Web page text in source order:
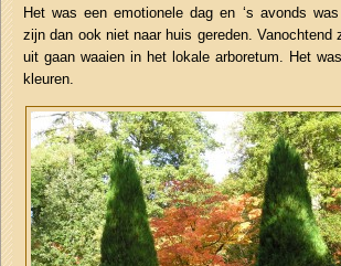
Het was een emotionele dag en ‘s avonds
zijn dan ook niet naar huis gereden. Vanochtend
uit gaan waaien in het lokale arboretum. Het
kleuren.